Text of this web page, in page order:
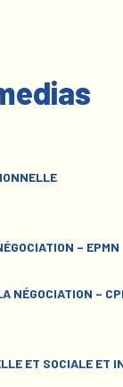
– EPMN
NÉGOCIATION –
ET SOCIALE ET